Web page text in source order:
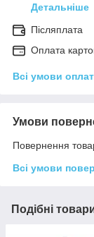
Детальніше
Післяплата
Оплата
Всі умови
Умови
Повернення
Всі умови
Подібні